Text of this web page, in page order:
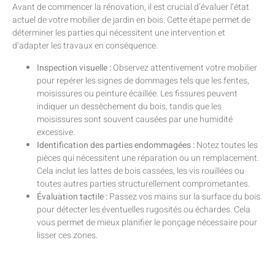
Avant de commencer la rénovation, il est crucial d’évaluer l’état
actuel de votre mobilier de jardin en bois. Cette étape permet de
déterminer les parties qui nécessitent une intervention et
d’adapter les travaux en conséquence.
Inspection visuelle :Observez attentivement votre mobilier
pour repérer les signes de dommages tels que les fentes,
moisissures ou peinture écaillée. Les fissures peuvent
indiquer un dessèchement du bois, tandis que les
moisissures sont souvent causées par une humidité
excessive.
Identification des parties endommagées :Notez toutes les
pièces qui nécessitent une réparation ou un remplacement.
Cela inclut les lattes de bois cassées, les vis rouillées ou
toutes autres parties structurellement comprometantes.
Évaluation tactile :Passez vos mains sur la surface du bois
pour détecter les éventuelles rugosités ou échardes. Cela
vous permet de mieux planifier le ponçage nécessaire pour
lisser ces zones.